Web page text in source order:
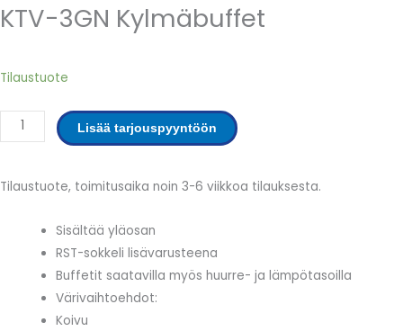
KTV-3GN Kylmäbuffet
Tilaustuote
KTV-
Kylmäbuffet
määrä
Lisää tarjouspyyntöön
Tilaustuote, toimitusaika noin 3-6 viikkoa tilauksesta.
Sisältää yläosan
RST-sokkeli lisävarusteena
Buffetit saatavilla myös huurre- ja lämpötasoilla
Värivaihtoehdot:
Koivu